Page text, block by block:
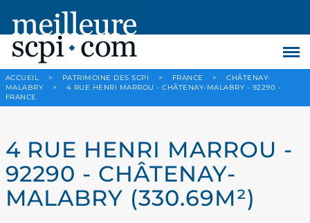
ACCUEIL > PATRIMOINE DES SCPI > FRANCE >
CHÂTENAY-
MALABRY
>
4 RUE HENRI MARROU - CHÂTENAY-MALABRY - 92290 -
FRANCE
4 RUE HENRI MARROU -
92290 - CHÂTENAY-
MALABRY (330.69M²)